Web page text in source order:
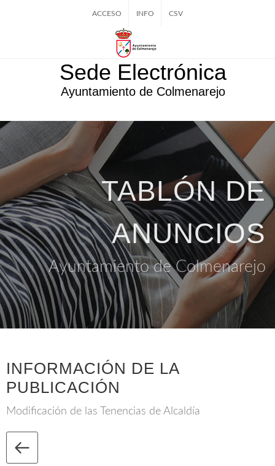
ACCESO INFO CSV
Sede Electrónica
Ayuntamiento de Colmenarejo
TABLÓN DE
ANUNCIOS
Ayuntamiento de Colmenarejo
INFORMACIÓN DE LA
PUBLICACIÓN
Modificación de las Tenencias de Alcaldía